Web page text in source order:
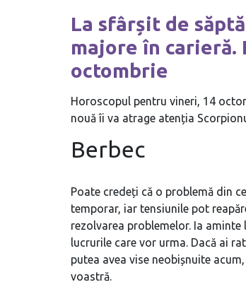
La sfârșit de
majore în carieră.
octombrie
Horoscopul pentru vineri, 14
nouă îi va atrage atenția
Berbec
Poate credeți că o problemă din
temporar, iar tensiunile pot
rezolvarea problemelor. Ia
lucrurile care vor urma. Dacă ai
putea avea vise neobișnuite
voastră.